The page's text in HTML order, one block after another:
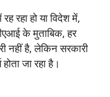
रहा हो या विदेश में,
के मुताबिक, हर
नहीं है, लेकिन सरकारी
जा रहा है।